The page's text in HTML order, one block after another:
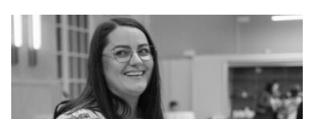
Link media
+ Link media
Mesajul știrei
+ Mesajul știrei